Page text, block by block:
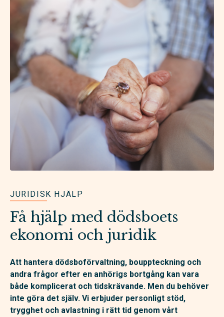
JURIDISK HJÄLP
Få hjälp med dödsboets
ekonomi och juridik
Att hantera dödsboförvaltning, bouppteckning och
andra frågor efter en anhörigs bortgång kan vara
både komplicerat och tidskrävande. Men du behöver
inte göra det själv. Vi erbjuder personligt stöd,
trygghet och avlastning i rätt tid genom vårt